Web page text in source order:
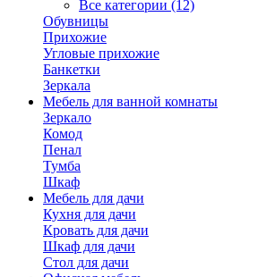
Все категории (12)
Обувницы
Прихожие
Угловые прихожие
Банкетки
Зеркала
Мебель для ванной комнаты
Зеркало
Комод
Пенал
Тумба
Шкаф
Мебель для дачи
Кухня для дачи
Кровать для дачи
Шкаф для дачи
Стол для дачи